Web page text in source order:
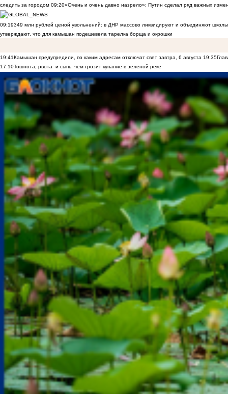
следить за городом 09:20«Очень и очень давно назрело»: Путин сделал ряд важных
09:19349 млн рублей ценой увольнений: в ДНР массово ликвидируют и объединяют
утверждают, что для камышан подешевела тарелка борща и окрошки
19:41Камышан предупредили, по каким адресам отключат свет завтра, 6 августа 19:35
17:10Тошнота, рвота и сыпь: чем грозит купание в зеленой реке